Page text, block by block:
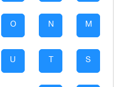
M
N
O
S
T
U